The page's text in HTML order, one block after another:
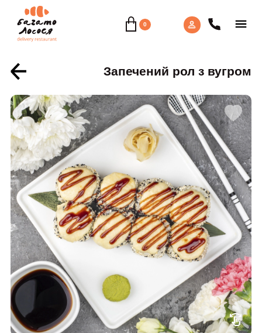
0
Запечений рол з вугром
swipe